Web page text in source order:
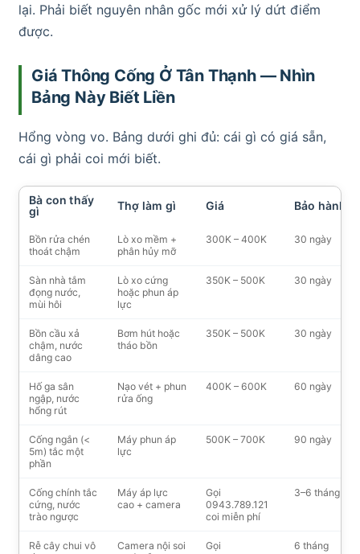
lại. Phải biết nguyên nhân gốc mới xử lý dứt điểm
được.
Giá Thông Cống Ở Tân Thạnh — Nhìn
Bảng Này Biết Liền
Hổng vòng vo. Bảng dưới ghi đủ: cái gì có giá sẵn,
cái gì phải coi mới biết.
Bà con thấy
gì
Thợ làm gì Giá Bảo hành
Bồn rửa chén
thoát chậm
Lò xo mềm +
phân hủy mỡ
300K – 400K 30 ngày
Sàn nhà tắm
đọng nước,
mùi hôi
Lò xo cứng
hoặc phun áp
lực
350K – 500K 30 ngày
Bồn cầu xả
chậm, nước
dâng cao
Bơm hút hoặc
tháo bồn
350K – 500K 30 ngày
Hố ga sân
ngập, nước
hổng rút
Nạo vét + phun
rửa ống
400K – 600K 60 ngày
Cống ngắn (<
5m) tắc một
phần
Máy phun áp
lực
500K – 700K 90 ngày
Cống chính tắc
cứng, nước
trào ngược
Máy áp lực
cao + camera
Gọi
0943.789.121
coi miễn phí
3–6 tháng
Rễ cây chui vô
Camera nội soi
Gọi
6 tháng